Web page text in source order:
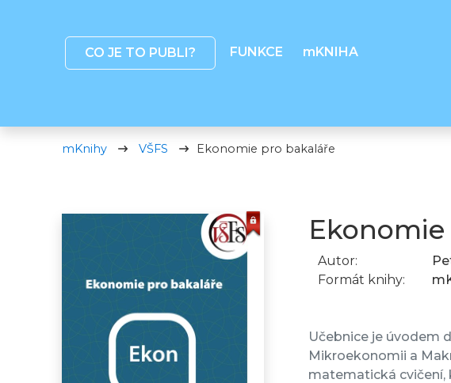
CO JE TO PUBLI? FUNKCE mKNIHA
mKnihy VŠFS Ekonomie pro bakaláře
Autor:
Formát knihy:
Učebnice je úvodem
Mikroekonomii a
matematická cvičení,